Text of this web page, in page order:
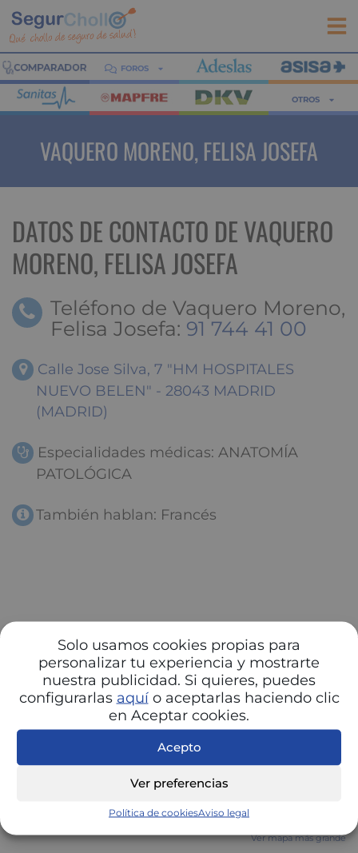
Solo usamos cookies propias para
personalizar tu experiencia y mostrarte
nuestra publicidad. Si quieres, puedes
configurarlas aquío aceptarlas haciendo clic
en Aceptar cookies.
Acepto
Ver preferencias
Política de cookiesAviso legal
FOROS
OTROS
VAQUERO MORENO, FELISA JOSEFA
DATOS DE CONTACTO DE VAQUERO
MORENO, FELISA JOSEFA
Teléfono de Vaquero Moreno,
Felisa Josefa: 91 744 41 00
Calle Jose Silva, 7 "HM HOSPITALES
NUEVO BELEN" - 28043 MADRID
(MADRID)
Especialidades médicas: ANATOMÍA
PATOLÓGICA
También hablan: Francés
Ver mapa más grande